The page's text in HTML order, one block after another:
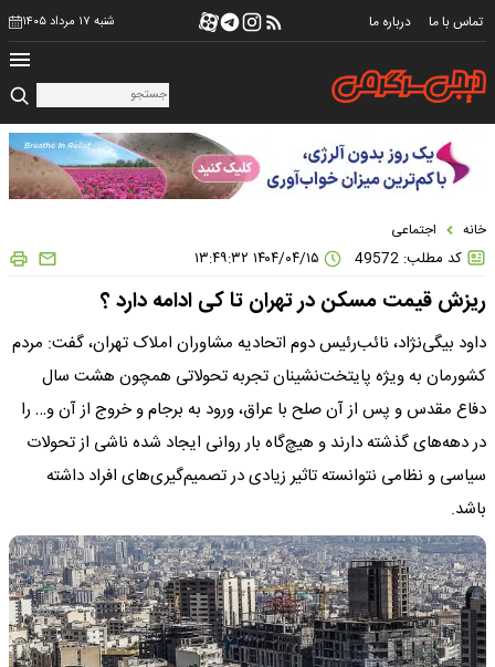
تماس با ما درباره ما شنبه ۱۷ مرداد ۱۴۰۵
خانه اجتماعی
کد مطلب: 49572
ریزش قیمت مسکن در تهران تا کی ادامه دارد ؟
داود بیگی‌نژاد، نائب‌رئیس دوم اتحادیه مشاوران املاک تهران، گفت: مردم
کشورمان به ویژه پایتخت‌نشینان تجربه تحولاتی همچون هشت سال
دفاع مقدس و پس از آن صلح با عراق، ورود به برجام و خروج از آن و… را
در دهه‌های گذشته دارند و هیچ‌گاه بار روانی ایجاد شده ناشی از تحولات
سیاسی و نظامی نتوانسته تاثیر زیادی در تصمیم‌گیری‌های افراد داشته
باشد.